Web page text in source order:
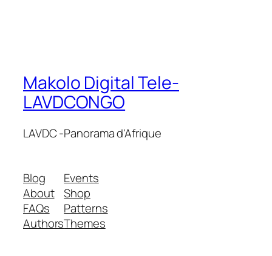
Makolo Digital Tele-
LAVDCONGO
LAVDC -Panorama d'Afrique
Blog
About
FAQs
Authors
Events
Shop
Patterns
Themes